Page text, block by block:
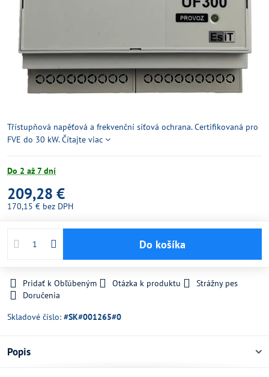
Třístupňová napěťová a frekvenční síťová ochrana. Certifikovaná pro
FVE do 30 kW.Čítajte viac
Do 2 až 7 dní
209,28 €
170,15 € bez DPH
Do košíka
Pridať k Obľúbeným Otázka k produktu
Strážny pes
Doručenia
Skladové číslo: #SK#001265#0
Popis